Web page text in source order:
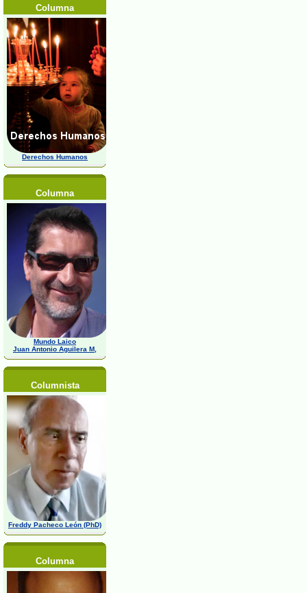
Columna
Derechos Humanos
Columna
Mundo Laico
Juan Antonio Aguilera M,
Columnista
Freddy Pacheco León (PhD)
Columna